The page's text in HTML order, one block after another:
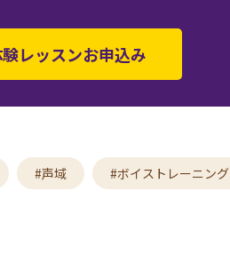
レッスンお申込み
#声域 #ボイストレーニング